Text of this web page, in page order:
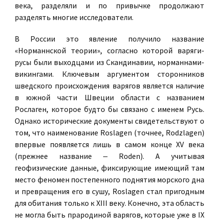
века, разделяли и по привычке продолжают
разделять многие исследователи.
В России это явление получило название
«Норманнской теории», согласно которой варяги-
русы были выходцами из Скандинавии, норманнами-
викингами. Ключевым аргументом сторонников
шведского происхождения варягов является наличие
в южной части Швеции области с названием
Рослаген, которое будто бы связано с именем Русь.
Однако исторические документы свидетельствуют о
том, что наименование Roslagen (точнее, Rodzlagen)
впервые появляется лишь в самом конце XV века
(прежнее название ‒ Roden). А учитывая
геофизические данные, фиксирующие имеющий там
место феномен постепенного поднятия морского дна
и превращения его в сушу, Roslagen стал пригодным
для обитания только к XIII веку. Конечно, эта область
не могла быть прародиной варягов, которые уже в IX